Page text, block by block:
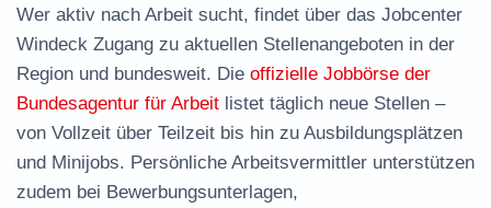
Wer aktiv nach Arbeit sucht, findet über das Jobcenter
Windeck Zugang zu aktuellen Stellenangeboten in der
Region und bundesweit. Die offizielle Jobbörse der
Bundesagentur für Arbeit listet täglich neue Stellen –
von Vollzeit über Teilzeit bis hin zu Ausbildungsplätzen
und Minijobs. Persönliche Arbeitsvermittler unterstützen
zudem bei Bewerbungsunterlagen,